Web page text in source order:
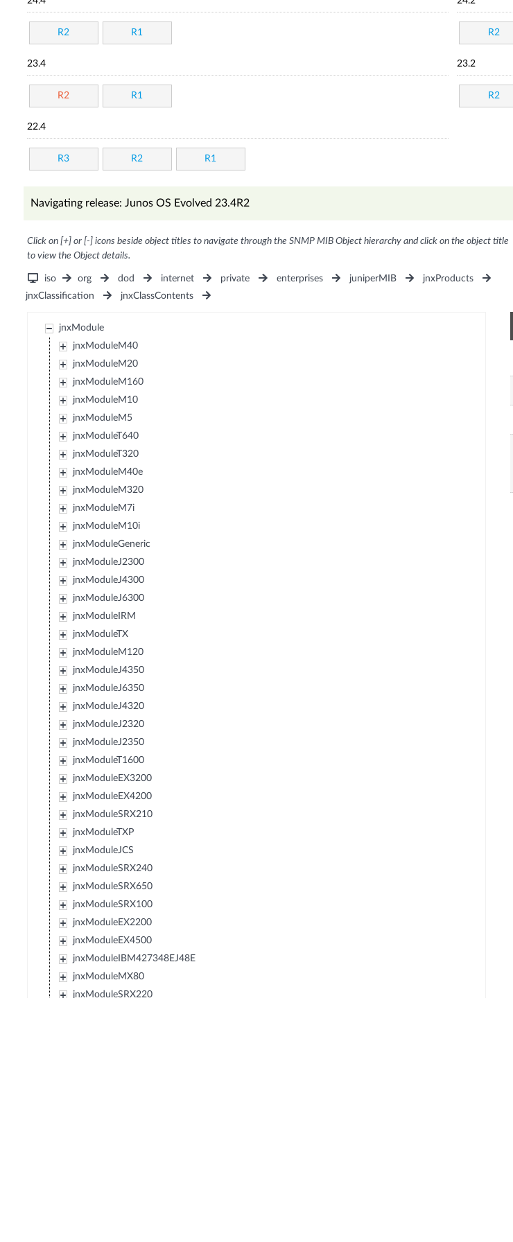
R2 R1 R2
23.4
R2 R1
23.2
R2
22.4
R3 R2 R1
Navigating release: Junos OS Evolved 23.4R2
Click on [+] or [-] icons beside object titles to navigate through the SNMP MIB Object hierarchy and click on the object title
to view the Object details.
iso org dod internet private enterprises juniperMIB
jnxProducts
jnxClassification
jnxClassContents
jnxModule
jnxModuleM40
jnxModuleM20
jnxModuleM160
jnxModuleM10
jnxModuleM5
jnxModuleT640
jnxModuleT320
jnxModuleM40e
jnxModuleM320
jnxModuleM7i
jnxModuleM10i
jnxModuleGeneric
jnxModuleJ2300
jnxModuleJ4300
jnxModuleJ6300
jnxModuleIRM
jnxModuleTX
jnxModuleM120
jnxModuleJ4350
jnxModuleJ6350
jnxModuleJ4320
jnxModuleJ2320
jnxModuleJ2350
jnxModuleT1600
jnxModuleEX3200
jnxModuleEX4200
jnxModuleSRX210
jnxModuleTXP
jnxModuleJCS
jnxModuleSRX240
jnxModuleSRX650
jnxModuleSRX100
jnxModuleEX2200
jnxModuleEX4500
jnxModuleIBM427348EJ48E
jnxModuleMX80
jnxModuleSRX220